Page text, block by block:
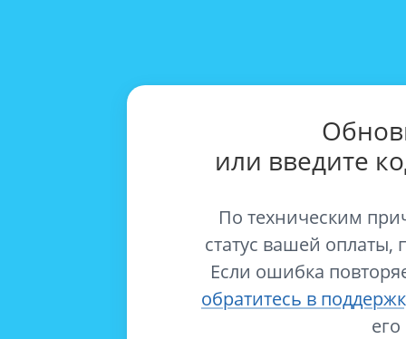
или введите
По техническим
статус вашей оплаты,
Если ошибка
обратитесь в
его